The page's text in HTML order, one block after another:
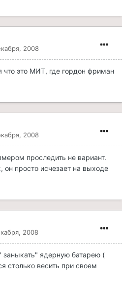
2008
что это МИТ, где гордон фриман
2008
проследить не вариант.
он просто исчезает на выходе
2008
ядерную батарею (
столько весить при своем